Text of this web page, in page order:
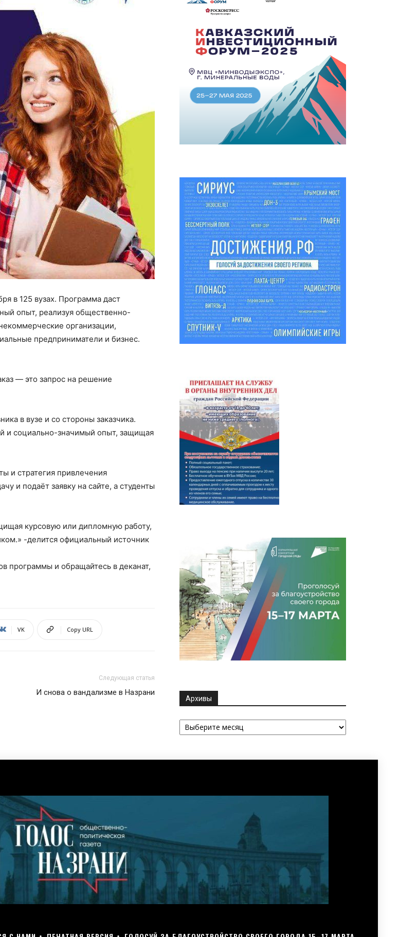
в 125 вузах. Программа даст
опыт, реализуя общественно-
организации,
предприниматели и бизнес.
— это запрос на решение
в вузе и со стороны заказчика.
и социально-значимый опыт, защищая
и стратегия привлечения
и подаёт заявку на сайте, а студенты
курсовую или дипломную работу,
-делится официальный источник
программы и обращайтесь в деканат,
VK Copy URL
Следующая статья
И снова о вандализме в Назрани
Архивы
Архивы